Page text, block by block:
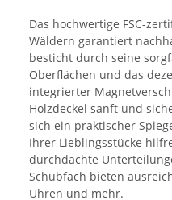
Das hochwertige FSC-
Wäldern garantiert
besticht durch seine
Oberflächen und das
integrierter
Holzdeckel sanft und
sich ein praktischer
Ihrer Lieblingsstücke
durchdachte
Schubfach bieten
Uhren und mehr.